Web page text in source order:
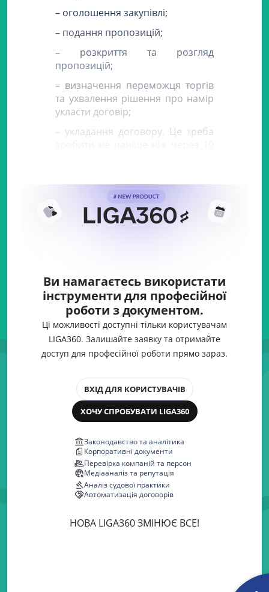
– оголошення закупівлі;
– подання пропозицій;
– розкриття та розгляд
пропозицій;
– визначення переможця торгів
та ухвалення рішення про намір
укласти договір;
– укладання договору. Це треба
Ви намагаєтесь використати
інструменти для професійної
роботи з документом.
Ці можливості доступні тільки користувачам
LIGA360. Залишайте заявку та отримайте
доступ для професійної роботи прямо зараз.
ВХІД ДЛЯ КОРИСТУВАЧІВ
ХОЧУ СПРОБУВАТИ LIGA360
Законодавство та аналітика
Корпоративні документи
Перевірка компаній та персон
Медіааналіз та репутація
Аналіз судової практики
Автоматизація договорів
НОВА LIGA360 ЗМІНЮЄ ВСЕ!